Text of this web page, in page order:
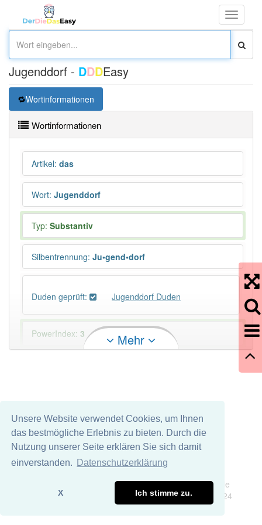
Unsere Website verwendet Cookies, um Ihnen
das bestmögliche Erlebnis zu bieten. Durch die
Nutzung unserer Seite erklären Sie sich damit
einverstanden.
Datenschutzerklärung
X Ich stimme zu.
Toggle
Jugenddorf - DDDEasy
Wortinformationen
Wortinformationen
Artikel: das
Wort: Jugenddorf
Typ: Substantiv
Silbentrennung: Ju•gend•dorf
Duden geprüft: Jugenddorf Duden
PowerIndex: 3
Wörter mit Endung -jugenddorf aber mit einem
anderen Artikeldas: 0
98% unserer Spielapp-Nutzer haben den Artikel
Mehr
Wir übernehmen keine Garantie und keine Haftung für die
Richtigkeit und Vollständigkeit dieser Seite. DDDEasy 2024